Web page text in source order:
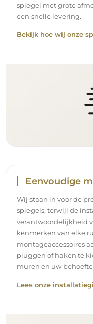
spiegels, terwijl de
verantwoordelijkheid
montageaccessoires
Lees onze
Reiniging en
Om een optimale
microvezeldoek en
producten, zorg er dan
die azijn, ammoniak of